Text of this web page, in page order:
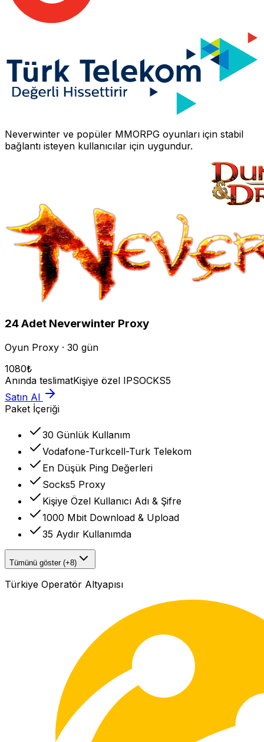
Neverwinter ve popüler MMORPG oyunları için stabil
bağlantı isteyen kullanıcılar için uygundur.
24Adet Neverwinter Proxy
Oyun Proxy · 30 gün
1080₺
Anında teslimatKişiye özel IPSOCKS5
Satın Al
Paket İçeriği
30 Günlük Kullanım
Vodafone-Turkcell-Turk Telekom
En Düşük Ping Değerleri
Socks5 Proxy
Kişiye Özel Kullanıcı Adı & Şifre
1000 Mbit Download & Upload
35 Aydır Kullanımda
Tümünü göster (+8)
Türkiye Operatör Altyapısı